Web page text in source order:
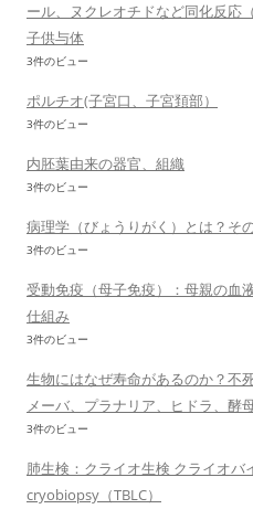
ール、ヌクレオチドなど同化反応
子供与体
3件のビュー
ポルチオ(子宮口、子宮頚部）
3件のビュー
内胚葉由来の器官、組織
3件のビュー
病理学（びょうりがく）とは？そ
3件のビュー
受動免疫（母子免疫）：母親の血
仕組み
3件のビュー
生物にはなぜ寿命があるのか？不
メーバ、プラナリア、ヒドラ、酵
3件のビュー
肺生検：クライオ生検 クライオ
cryobiopsy（TBLC）